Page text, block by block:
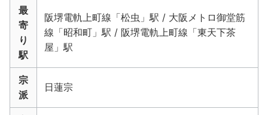
最
寄
り
駅
阪堺電軌上町線「松虫」駅 / 大阪メトロ御堂筋
線「昭和町」駅 / 阪堺電軌上町線「東天下茶
屋」駅
宗
派
日蓮宗